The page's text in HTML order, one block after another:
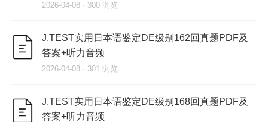
2026-04-08 · 300 浏览
J.TEST实用日本语鉴定DE级别162回真题PDF及
答案+听力音频
2026-04-08 · 301 浏览
J.TEST实用日本语鉴定DE级别168回真题PDF及
答案+听力音频